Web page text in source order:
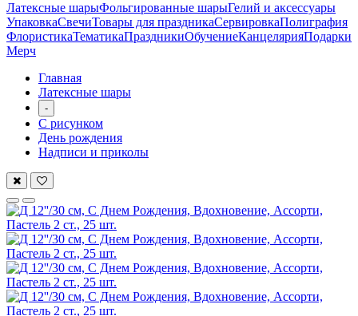
Латексные шарыФольгированные шарыГелий и аксессуары
УпаковкаСвечиТовары для праздникаСервировкаПолиграфия
ФлористикаТематикаПраздникиОбучениеКанцелярияПодарки
Мерч
Главная
Латексные шары
-
С рисунком
День рождения
Надписи и приколы